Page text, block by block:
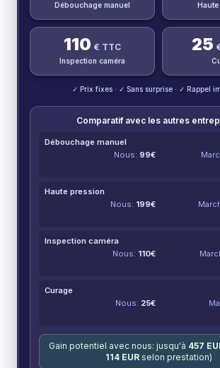
Débouchage manuel
110 € TTC
Inspection caméra
25
✓ Prix fixes · ✓ Sans surprise · ✓ Rappel
Comparatif avec les autres
Débouchage manuel
Nous: 99€
Haute pression
Nous: 199€
Inspection caméra
Nous: 110€
Curage
Nous: 25€
Gain potentiel avec nous: jusqu'à 457
114EURselon prestation)